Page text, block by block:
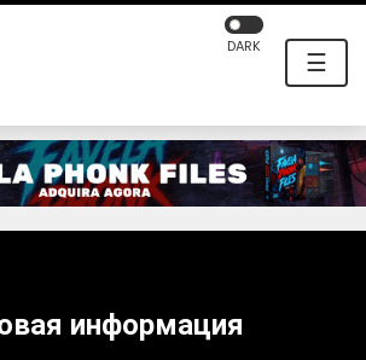
☰
DARK
информация